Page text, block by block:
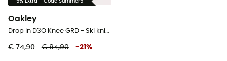
-5% Extra - Code Summer5
Oakley
Drop In D3O Knee GRD - Ski kniebeschermer
€ 74,90 € 94,90 -21 %